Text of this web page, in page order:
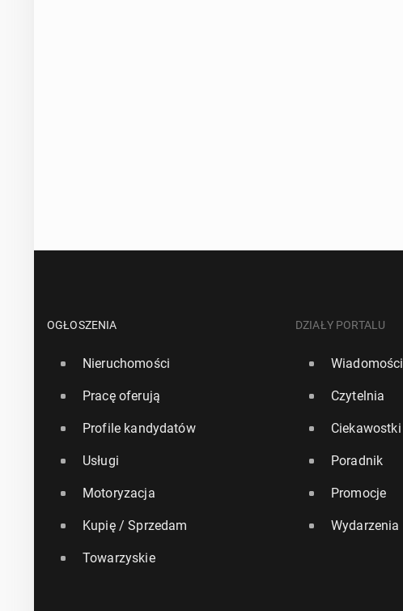
OGŁOSZENIA
Nieruchomości
Pracę oferują
Profile kandydatów
Usługi
Motoryzacja
Kupię / Sprzedam
Towarzyskie
DZIAŁY PORTALU
Wiadomości
Czytelnia
Ciekawostki
Poradnik
Promocje
Wydarzenia